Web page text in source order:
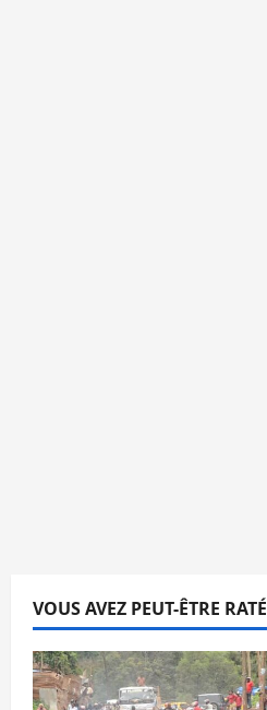
VOUS AVEZ PEUT-ÊTRE RATÉ